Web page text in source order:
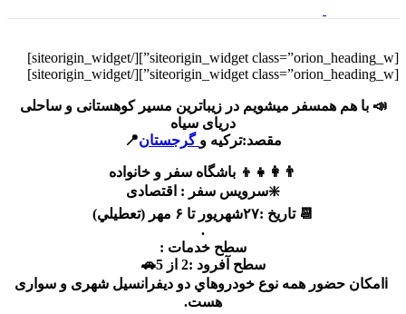
[siteorigin_widget class=”orion_heading_w”]
[/siteorigin_widget]
[siteorigin_widget class=”orion_heading_w”]
[/siteorigin_widget]
📣 با هم همسفر ميشويم در زیباترین مسیر کوهستانی و ساحلی
دریای سیاه
مقصد:ترکیه و گرجستان📍
👨‍👩‍👧‍👦 باشگاه سفر و خانواده
❇️سرویس سفر : اقتصادی
📆 تاریخ :۲۷شهریور تا ۶ مهر (تعطيلي)
.
سطح خدمات :
سطح آفرود :2 از 5🚗
‏ ℹ️امكان حضور همه نوع خودروهاي دو ديفرانسيل شهری و سواری
هست.